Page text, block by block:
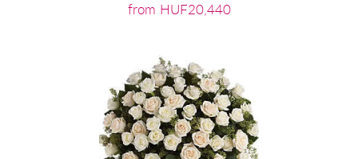
from HUF20,440